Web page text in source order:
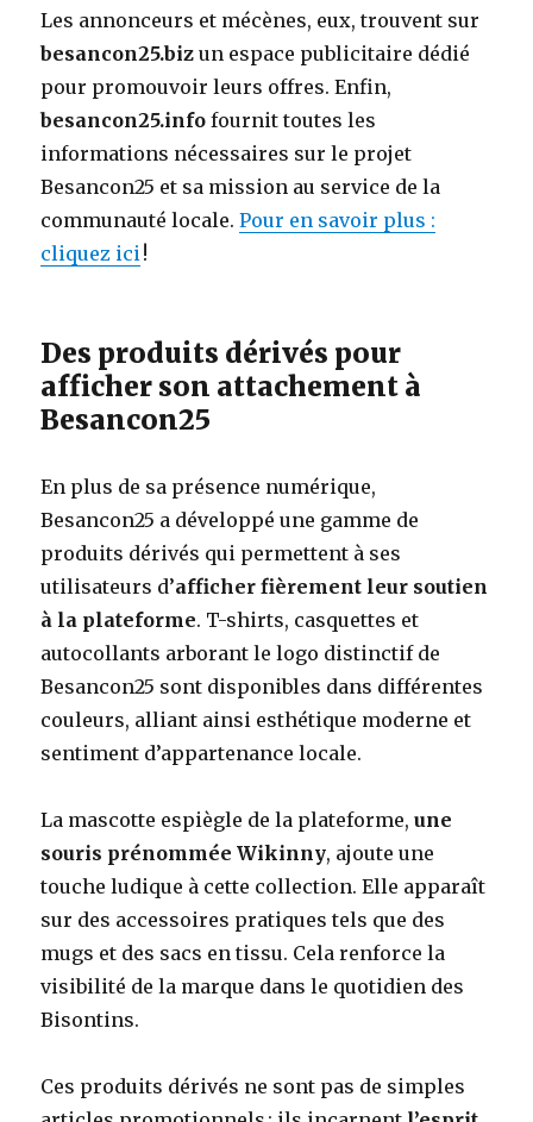
Les annonceurs et mécènes, eux, trouvent sur
besancon25.biz un espace publicitaire dédié
pour promouvoir leurs offres. Enfin,
besancon25.infofournit toutes les
informations nécessaires sur le projet
Besancon25 et sa mission au service de la
communauté locale.Pour en savoir plus :
cliquez ici !
Des produits dérivés pour
afficher son attachement à
Besancon25
En plus de sa présence numérique,
Besancon25 a développé une gamme de
produits dérivés qui permettent à ses
utilisateurs d’afficher fièrement leur soutien
à la plateforme. T-shirts, casquettes et
autocollants arborant le logo distinctif de
Besancon25 sont disponibles dans différentes
couleurs, alliant ainsi esthétique moderne et
sentiment d’appartenance locale.
La mascotte espiègle de la plateforme,une
souris prénommée Wikinny, ajoute une
touche ludique à cette collection. Elle apparaît
sur des accessoires pratiques tels que des
mugs et des sacs en tissu. Cela renforce la
visibilité de la marque dans le quotidien des
Bisontins.
Ces produits dérivés ne sont pas de simples